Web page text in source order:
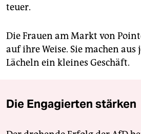
teuer.
Die Frauen am Markt von
auf ihre Weise. Sie machen
Lächeln ein kleines Geschäft.
Die Engagierten stärken